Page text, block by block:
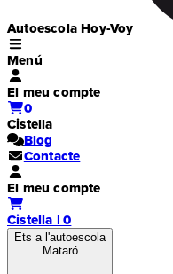
Autoescola Hoy-Voy
Menú
El meu compte
0
Cistella
Blog
Contacte
El meu compte
Cistella | 0
Ets a l'autoescola
Mataró